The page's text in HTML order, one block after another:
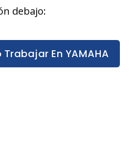
debajo:
Trabajar En YAMAHA